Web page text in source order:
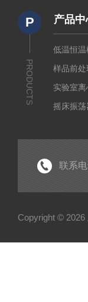
P
PRODUCTS
产品中
低温恒温
样品前处
实验室
摇床振荡
联系
Copyright ©